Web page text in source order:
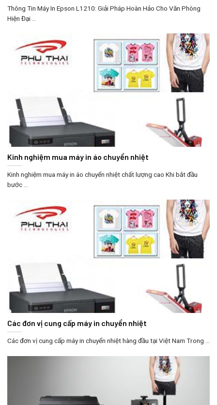
Thông Tin Máy In Epson L1210: Giải Pháp Hoàn Hảo Cho Văn Phòng
Hiện Đại ...
Kinh nghiệm mua máy in áo chuyển nhiệt
Kinh nghiệm mua máy in áo chuyển nhiệt chất lượng cao Khi bắt đầu
bước ...
Các đơn vị cung cấp máy in chuyển nhiệt
Các đơn vị cung cấp máy in chuyển nhiệt hàng đầu tại Việt Nam Trong ...